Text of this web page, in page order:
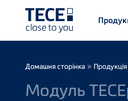
Main
1
Breadcrumb
Домашня сторінка » Продукція
Модуль